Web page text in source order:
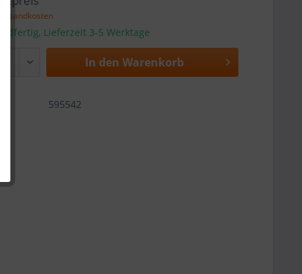
Lieferzeit 3-5 Werktage
In den Warenkorb
595542